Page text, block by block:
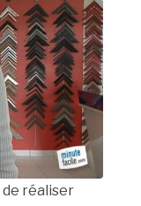
réaliser